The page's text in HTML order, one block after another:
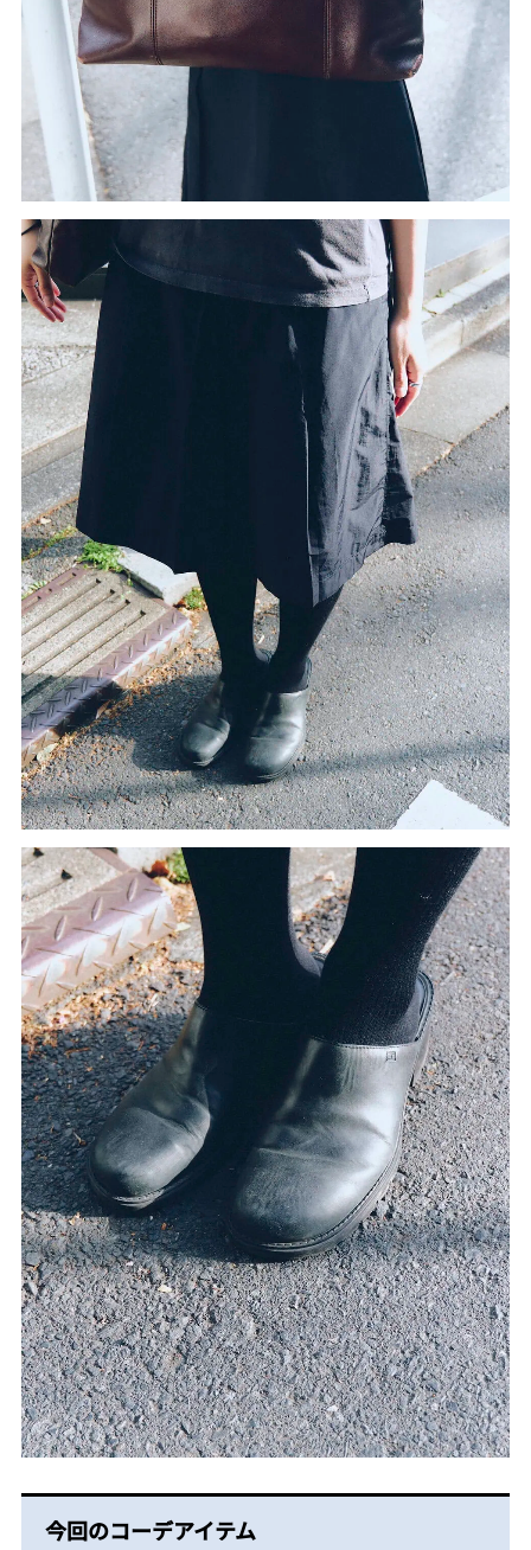
今回のコーデアイテム